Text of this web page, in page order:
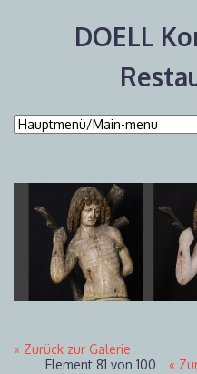
DOELL
« Zurück zur Galerie
Element 81 von 100
«